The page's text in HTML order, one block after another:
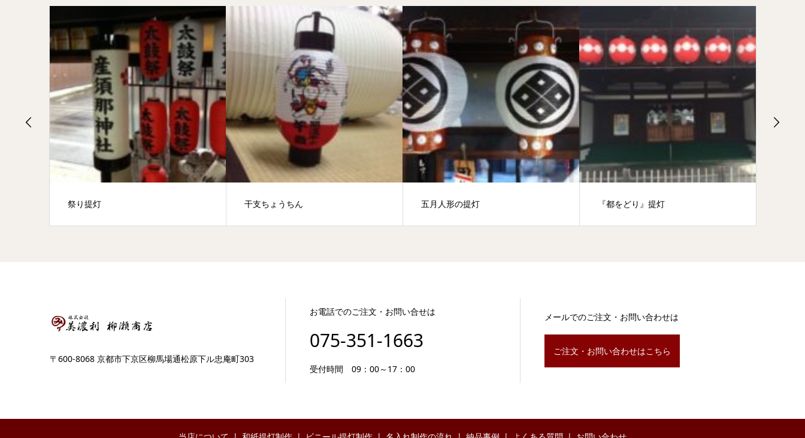
祭り提灯 干支ちょうちん 五月人形の提灯 『都をどり』提灯
〒600-8068 京都市下京区柳馬場通松原下ル忠庵町303
お電話でのご注文・お問い合せは
075-351-1663
受付時間 09：00～17：00
メールでのご注文・お問い合わせは
ご注文・お問い合わせはこちら